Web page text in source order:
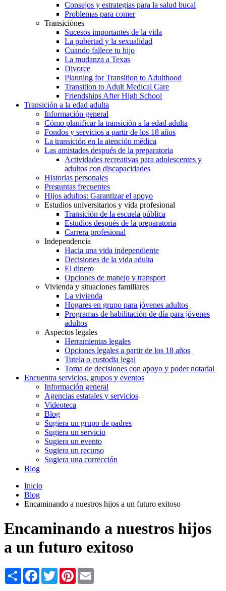
Consejos y estrategias para la salud bucal
Problemas para comer
Transiciónes
Sucesos importantes de la vida
La pubertad y la sexualidad
Cuando fallece tu hijo
La mudanza a Texas
Divorce
Planning for Transition to Adulthood
Transition to Adult Medical Care
Friendships After High School
Transición a la edad adulta
Información general
Cómo planificar la transición a la edad adulta
Fondos y servicios a partir de los 18 años
La transición en la atención médica
Las amistades después de la preparatoria
Actividades recreativas para adolescentes y
adultos con discapacidades
Historias personales
Preguntas frecuentes
Hijos adultos: Garantizar el apoyo
Estudios universitarios y vida profesional
Transición de la escuela pública
Estudios después de la preparatoria
Carrera profesional
Independencia
Hacia una vida independiente
Decisiones de la vida adulta
El dinero
Opciones de manejo y transport
Vivienda y situaciones familiares
La vivienda
Hogares en grupo para jóvenes adultos
Programas de habilitación de día para jóvenes
adultos
Aspectos legales
Herramientas legales
Opciones legales a partir de los 18 años
Tutela o custodia legal
Toma de decisiones con apoyo y poder notarial
Encuentra servicios, grupos y eventos
Información general
Agencias estatales y servicios
Videoteca
Blog
Sugiera un grupo de padres
Sugiera un servicio
Sugiera un evento
Sugiera un recurso
Sugiera una corrección
Blog
Inicio
Blog
Encaminando a nuestros hijos a un futuro exitoso
Encaminando a nuestros hijos
a un futuro exitoso
Share Facebook
TwitterPinterest